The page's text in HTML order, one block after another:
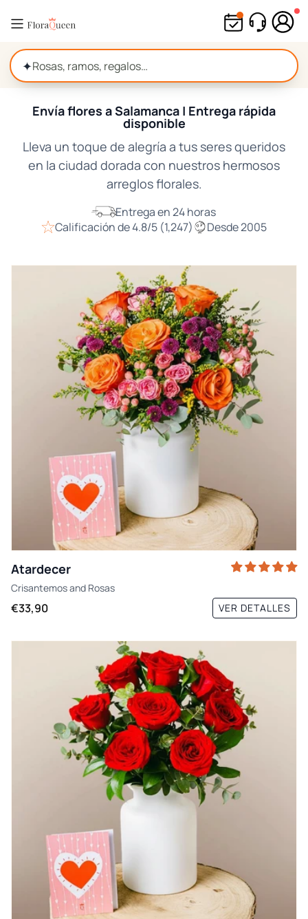
directamente
contenido
✦
Envía flores a Salamanca | Entrega rápida
disponible
Lleva un toque de alegría a tus seres queridos
en la ciudad dorada con nuestros hermosos
arreglos florales.
Entrega en 24 horas
Calificación de 4.8/5 (1,247)
Desde 2005
Atardecer
Crisantemosand Rosas
€33,90 VER DETALLES